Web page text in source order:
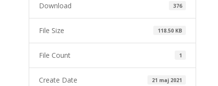
Download 376
File Size 118.50 KB
File Count 1
Create Date 21 maj 2021